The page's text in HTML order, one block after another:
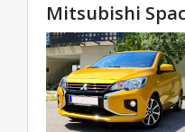
Mitsubishi